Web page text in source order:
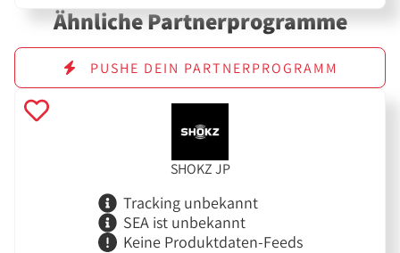
Ähnliche Partnerprogramme
PUSHE DEIN PARTNERPROGRAMM
SHOKZ JP
Tracking unbekannt
SEA ist unbekannt
Keine Produktdaten-Feeds